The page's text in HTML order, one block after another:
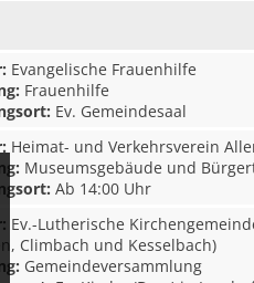
Evangelische Frauenhilfe
Frauenhilfe
Ev. Gemeindesaal
Heimat- und Verkehrsverein
Museumsgebäude und
Ab 14:00 Uhr
Ev.-Lutherische
Climbach und Kesselbach)
Gemeindeversammlung